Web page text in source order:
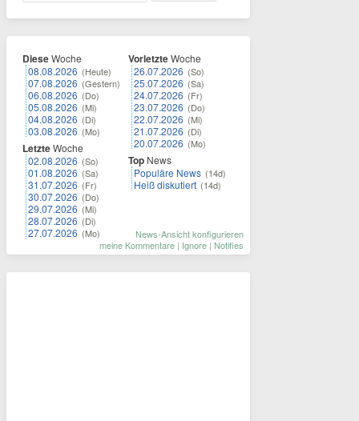
DieseWoche
08.08.2026 (Heute)
07.08.2026 (Gestern)
06.08.2026 (Do)
05.08.2026 (Mi)
04.08.2026 (Di)
03.08.2026 (Mo)
LetzteWoche
02.08.2026 (So)
01.08.2026 (Sa)
31.07.2026 (Fr)
30.07.2026 (Do)
29.07.2026 (Mi)
28.07.2026 (Di)
27.07.2026 (Mo)
VorletzteWoche
26.07.2026 (So)
25.07.2026 (Sa)
24.07.2026 (Fr)
23.07.2026 (Do)
22.07.2026 (Mi)
21.07.2026 (Di)
20.07.2026 (Mo)
Top News
Populäre News (14d)
Heiß diskutiert (14d)
News-Ansicht konfigurieren
meine Kommentare | Ignore | Notifies